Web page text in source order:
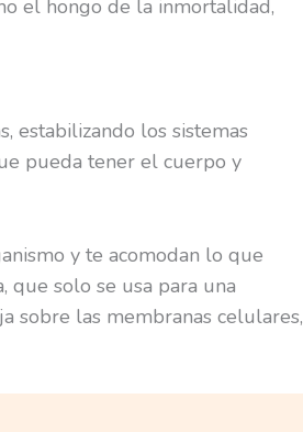
el hongo de la inmortalidad,
estabilizando los sistemas
pueda tener el cuerpo y
y te acomodan lo que
que solo se usa para una
sobre las membranas celulares,